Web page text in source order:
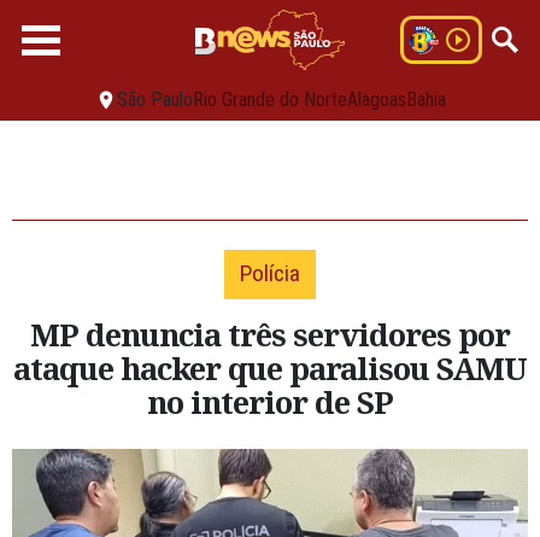
São PauloRio Grande do NorteAlagoasBahia
Polícia
MP denuncia três servidores por
ataque hacker que paralisou SAMU
no interior de SP